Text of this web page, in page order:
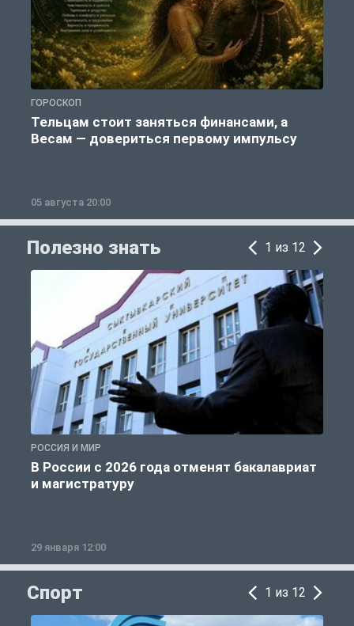
ГОРОСКОП
Тельцам стоит заняться финансами, а
Весам — довериться первому импульсу
05 августа 20:00
Полезно знать 1 из 12
РОССИЯ И МИР
В России с 2026 года отменят бакалавриат
и магистратуру
29 января 12:00
Спорт 1 из 12